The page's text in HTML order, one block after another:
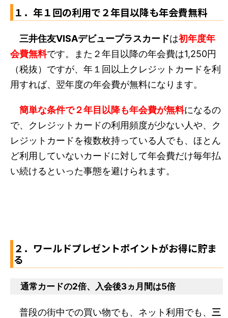
１．年１回の利用で２年目以降も年会費無料
三井住友VISAデビュープラスカードは初年度年
会費無料です。また２年目以降の年会費は1,250円
（税抜）ですが、年１回以上クレジットカードを利
用すれば、翌年度の年会費が無料になります。
簡単な条件で２年目以降も年会費が無料になるの
で、クレジットカードの利用頻度が少ない人や、ク
レジットカードを複数枚持っている人でも、ほとん
ど利用していないカードに対して年会費だけ毎年払
い続けるといった事態を避けられます。
２．ワールドプレゼントポイントがお得に貯ま
る
通常カードの2倍、入会後3ヵ月間は5倍
普段の街中での買い物でも、ネット利用でも、 三